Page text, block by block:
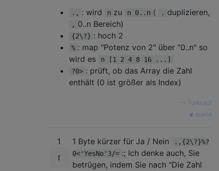
., : wird n zu n 0..n ( . duplizieren,
, 0..n Bereich)
{2\?} : hoch 2
% : map "Potenz von 2" über "0..n" so
wird es
n [1 2 4 8 16 ...]
?0> : prüft, ob das Array die Zahl
enthält (0 ist größer als Index)
Türknauf
quelle
1 1 Byte kürzer für Ja / Nein
.,{2\?}%?
0<'YesNo'3/= :; Ich denke auch, Sie
betrügen, indem Sie nach "Die Zahl